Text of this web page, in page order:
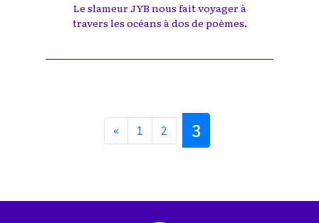
Le slameur JYB nous fait voyager à
travers les océans à dos de poèmes.
« 1 2 3